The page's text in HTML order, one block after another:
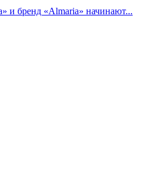
и бренд «Almaria» начинают...